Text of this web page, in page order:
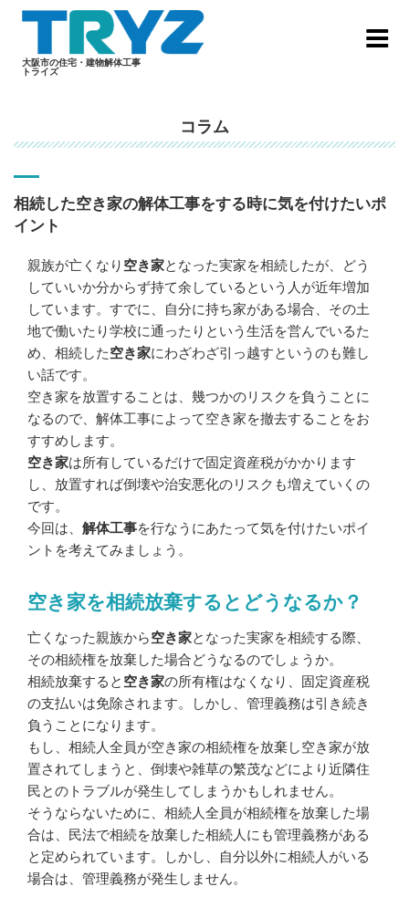
Skip
大阪市の住宅・建物解体工事
トライズ
コラム
相続した空き家の解体工事をする時に気を付けたいポ
イント
親族が亡くなり 空き家となった実家を相続したが、どう
していいか分からず持て余しているという人が近年増加
しています。すでに、自分に持ち家がある場合、その土
地で働いたり学校に通ったりという生活を営んでいるた
め、相続した空き家にわざわざ引っ越すというのも難し
い話です。
空き家を放置することは、幾つかのリスクを負うことに
なるので、解体工事によって空き家を撤去することをお
すすめします。
空き家は所有しているだけで固定資産税がかかります
し、放置すれば倒壊や治安悪化のリスクも増えていくの
です。
今回は、 解体工事を行なうにあたって気を付けたいポイ
ントを考えてみましょう。
空き家を相続放棄するとどうなるか？
亡くなった親族から空き家となった実家を相続する際、
その相続権を放棄した場合どうなるのでしょうか。
相続放棄すると 空き家の所有権はなくなり、固定資産税
の支払いは免除されます。しかし、管理義務は引き続き
負うことになります。
もし、相続人全員が空き家の相続権を放棄し空き家が放
置されてしまうと、倒壊や雑草の繁茂などにより近隣住
民とのトラブルが発生してしまうかもしれません。
そうならないために、相続人全員が相続権を放棄した場
合は、民法で相続を放棄した相続人にも管理義務がある
と定められています。しかし、自分以外に相続人がいる
場合は、管理義務が発生しません。